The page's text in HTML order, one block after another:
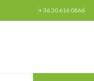
+ 36 30 616 0866